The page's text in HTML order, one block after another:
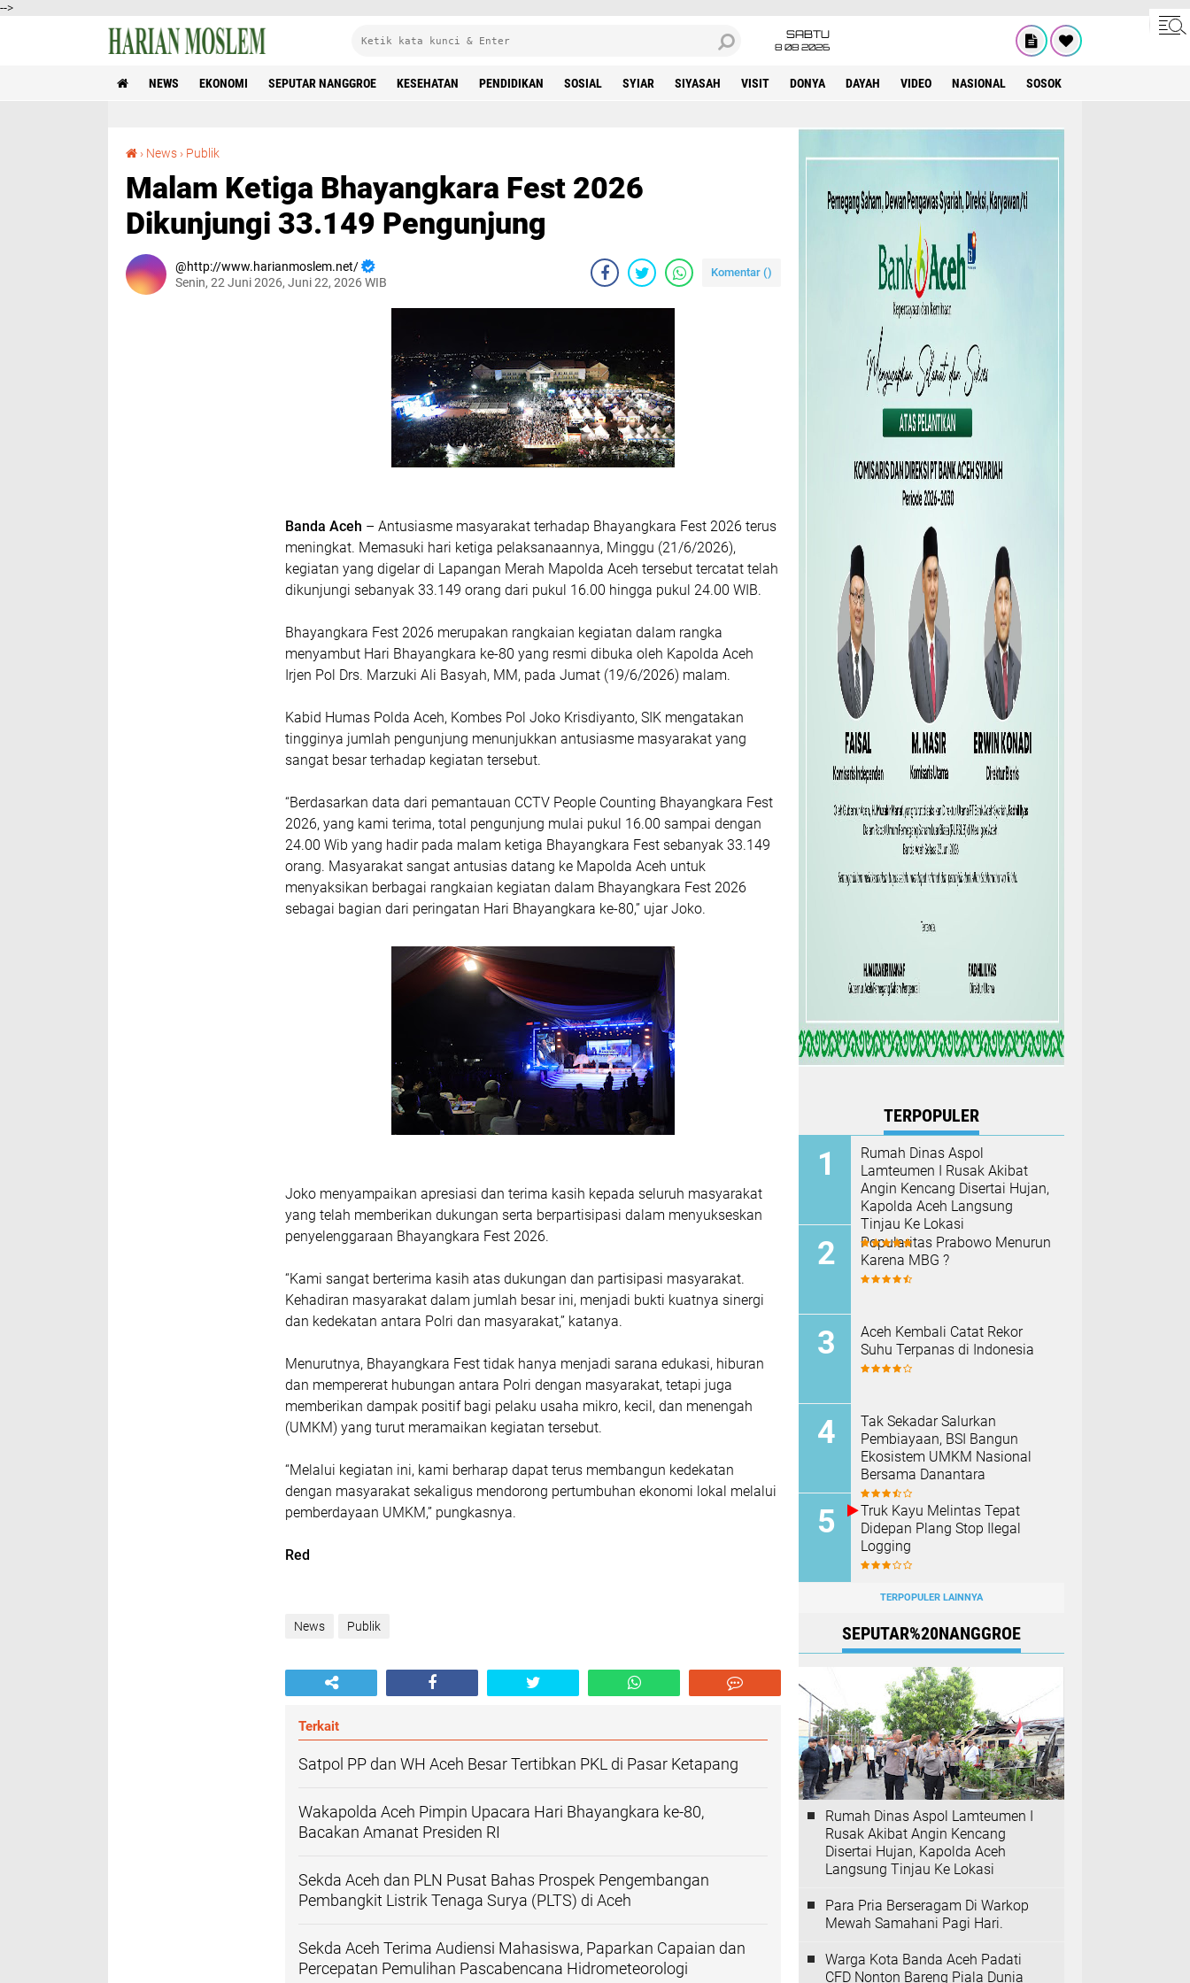
-->
SABTU
8 08 2026
NEWS EKONOMI SEPUTAR NANGGROE KESEHATAN PENDIDIKAN SOSIAL SYIAR SIYASAH VISIT DONYA DAYAH VIDEO NASIONAL SOSOK
› News › Publik
Malam Ketiga Bhayangkara Fest 2026
Dikunjungi 33.149 Pengunjung
http://www.harianmoslem.net/
Senin, 22 Juni 2026, Juni 22, 2026 WIB
Komentar ()
Banda Aceh – Antusiasme masyarakat terhadap Bhayangkara Fest 2026 terus
meningkat. Memasuki hari ketiga pelaksanaannya, Minggu (21/6/2026),
kegiatan yang digelar di Lapangan Merah Mapolda Aceh tersebut tercatat telah
dikunjungi sebanyak 33.149 orang dari pukul 16.00 hingga pukul 24.00 WIB.
Bhayangkara Fest 2026 merupakan rangkaian kegiatan dalam rangka
menyambut Hari Bhayangkara ke-80 yang resmi dibuka oleh Kapolda Aceh
Irjen Pol Drs. Marzuki Ali Basyah, MM, pada Jumat (19/6/2026) malam.
Kabid Humas Polda Aceh, Kombes Pol Joko Krisdiyanto, SIK mengatakan
tingginya jumlah pengunjung menunjukkan antusiasme masyarakat yang
sangat besar terhadap kegiatan tersebut.
“Berdasarkan data dari pemantauan CCTV People Counting Bhayangkara Fest
2026, yang kami terima, total pengunjung mulai pukul 16.00 sampai dengan
24.00 Wib yang hadir pada malam ketiga Bhayangkara Fest sebanyak 33.149
orang. Masyarakat sangat antusias datang ke Mapolda Aceh untuk
menyaksikan berbagai rangkaian kegiatan dalam Bhayangkara Fest 2026
sebagai bagian dari peringatan Hari Bhayangkara ke-80,” ujar Joko.
Joko menyampaikan apresiasi dan terima kasih kepada seluruh masyarakat
yang telah memberikan dukungan serta berpartisipasi dalam menyukseskan
penyelenggaraan Bhayangkara Fest 2026.
“Kami sangat berterima kasih atas dukungan dan partisipasi masyarakat.
Kehadiran masyarakat dalam jumlah besar ini, menjadi bukti kuatnya sinergi
dan kedekatan antara Polri dan masyarakat,” katanya.
Menurutnya, Bhayangkara Fest tidak hanya menjadi sarana edukasi, hiburan
dan mempererat hubungan antara Polri dengan masyarakat, tetapi juga
memberikan dampak positif bagi pelaku usaha mikro, kecil, dan menengah
(UMKM) yang turut meramaikan kegiatan tersebut.
“Melalui kegiatan ini, kami berharap dapat terus membangun kedekatan
dengan masyarakat sekaligus mendorong pertumbuhan ekonomi lokal melalui
pemberdayaan UMKM,” pungkasnya.
Red
News Publik
Terkait
Satpol PP dan WH Aceh Besar Tertibkan PKL di Pasar Ketapang
Wakapolda Aceh Pimpin Upacara Hari Bhayangkara ke-80,
Bacakan Amanat Presiden RI
Sekda Aceh dan PLN Pusat Bahas Prospek Pengembangan
Pembangkit Listrik Tenaga Surya (PLTS) di Aceh
Sekda Aceh Terima Audiensi Mahasiswa, Paparkan Capaian dan
Percepatan Pemulihan Pascabencana Hidrometeorologi
TERPOPULER
Rumah Dinas Aspol
Lamteumen I Rusak Akibat
Angin Kencang Disertai Hujan,
Kapolda Aceh Langsung
Tinjau Ke Lokasi
Popularitas Prabowo Menurun
Karena MBG ?
Aceh Kembali Catat Rekor
Suhu Terpanas di Indonesia
Tak Sekadar Salurkan
Pembiayaan, BSI Bangun
Ekosistem UMKM Nasional
Bersama Danantara
Truk Kayu Melintas Tepat
Didepan Plang Stop Ilegal
Logging
TERPOPULER LAINNYA
SEPUTAR%20NANGGROE
Rumah Dinas Aspol Lamteumen I
Rusak Akibat Angin Kencang
Disertai Hujan, Kapolda Aceh
Langsung Tinjau Ke Lokasi
Para Pria Berseragam Di Warkop
Mewah Samahani Pagi Hari.
Warga Kota Banda Aceh Padati
CFD Nonton Bareng Piala Dunia